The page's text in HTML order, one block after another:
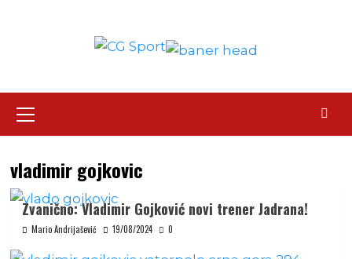
Menu
vladimir gojkovic
Zvanično: Vladimir Gojković novi trener Jadrana!
Mario Andrijašević 19/08/2024 0